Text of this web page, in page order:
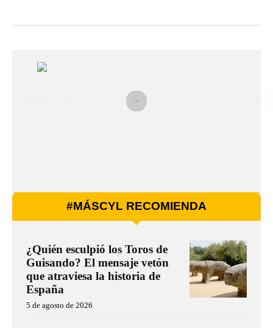
#MÁSCYL RECOMIENDA
¿Quién esculpió los Toros de
Guisando? El mensaje vetón
que atraviesa la historia de
España
5 de agosto de 2026